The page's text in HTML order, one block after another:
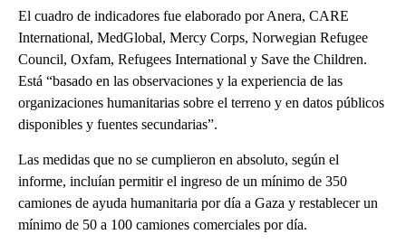
El cuadro de indicadores fue elaborado por Anera, CARE
International, MedGlobal, Mercy Corps, Norwegian Refugee
Council, Oxfam, Refugees International y Save the Children.
Está “basado en las observaciones y la experiencia de las
organizaciones humanitarias sobre el terreno y en datos públicos
disponibles y fuentes secundarias”.
Las medidas que no se cumplieron en absoluto, según el
informe, incluían permitir el ingreso de un mínimo de 350
camiones de ayuda humanitaria por día a Gaza y restablecer un
mínimo de 50 a 100 camiones comerciales por día.